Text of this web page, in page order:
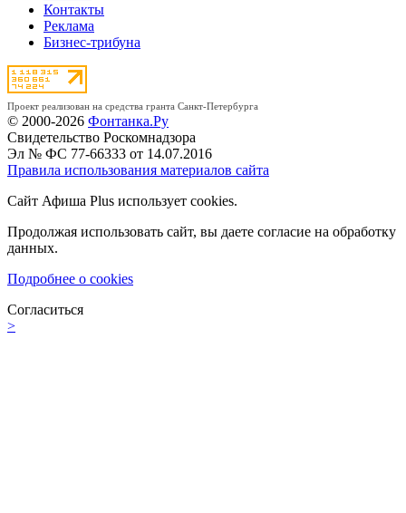
Контакты
Реклама
Бизнес-трибуна
Проект реализован на средства гранта Санкт-Петербурга
© 2000-2026 Фонтанка.Ру
Свидетельство Роскомнадзора
Эл № ФС 77-66333 от 14.07.2016
Правила использования материалов сайта
Сайт Афиша Plus использует cookies.
Продолжая использовать сайт, вы даете согласие на обработку
данных.
Подробнее о cookies
Согласиться
>